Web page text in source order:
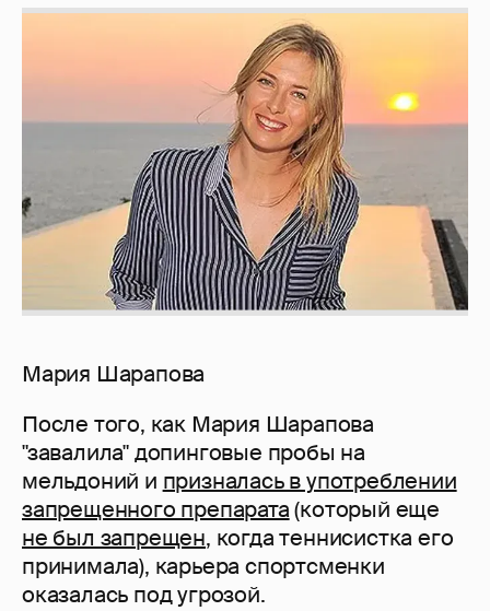
Мария Шарапова
После того, как Мария Шарапова
"завалила" допинговые пробы на
мельдоний и призналась в употреблении
запрещенного препарата(который еще
не был запрещен, когда теннисистка его
принимала), карьера спортсменки
оказалась под угрозой.